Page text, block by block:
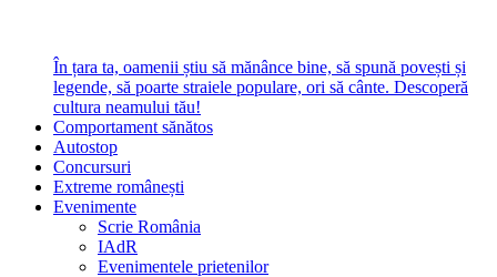
În țara ta, oamenii știu să mănânce bine, să spună povești și
legende, să poarte straiele populare, ori să cânte. Descoperă
cultura neamului tău!
Comportament sănătos
Autostop
Concursuri
Extreme românești
Evenimente
Scrie România
IAdR
Evenimentele prietenilor